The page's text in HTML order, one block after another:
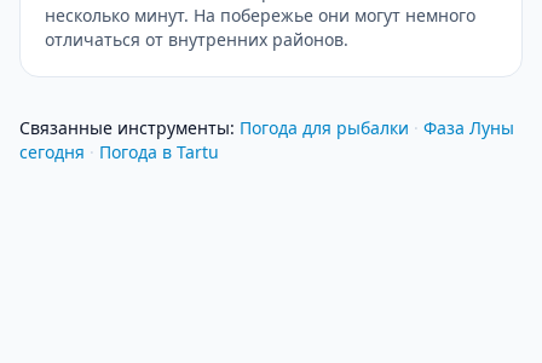
несколько минут. На побережье они могут немного
отличаться от внутренних районов.
Связанные инструменты: Погода для рыбалки · Фаза Луны
сегодня · Погода в Tartu